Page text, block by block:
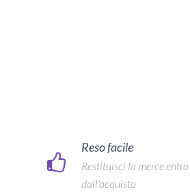
Reso facile
Restituisci la merce
dall'acquisto